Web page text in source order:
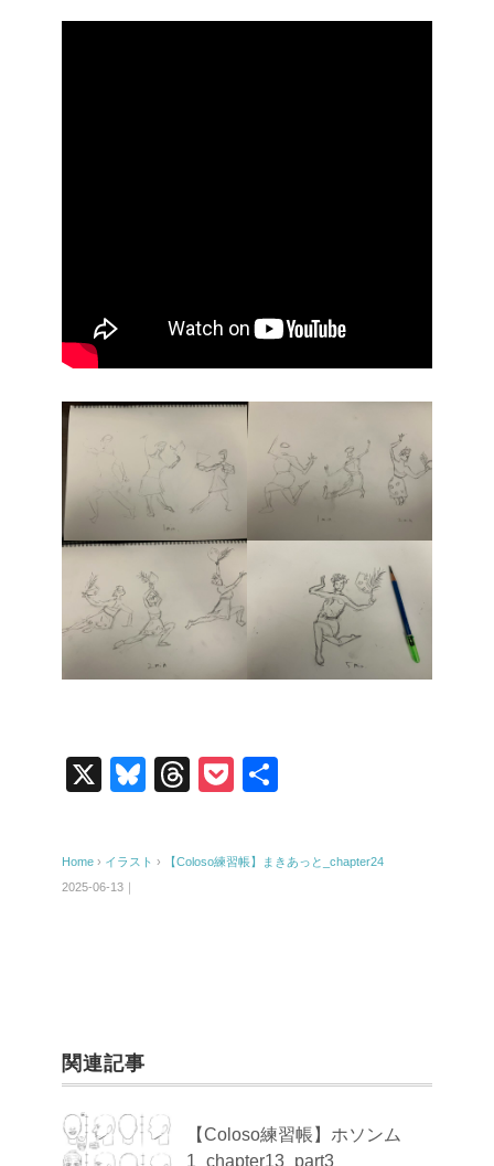
X
Bl
sk
T
P
ck
et
Home › イラスト ›
【Coloso練習帳】まきあっと_chapter24
2025-06-13｜
関連記事
【Coloso練習帳】ホソンム
1_chapter13_part3